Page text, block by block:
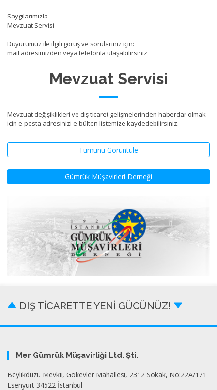
Mevzuat Servisi
Mevzuat değişiklikleri ve dış ticaret gelişmelerinden haberdar olmak
için e-posta adresinizi e-bülten listemize kaydedebilirsiniz.
Tümünü Görüntüle
Gümrük Müşavirleri Derneği
Saygılarımızla
Mevzuat Servisi
Duyurumuz ile ilgili görüş ve sorularınız için:
mail adresimizden veya telefonla ulaşabilirsiniz
DIŞ TİCARETTE YENİ GÜCÜNÜZ!
Mer Gümrük Müşavirliği Ltd. Şti.
Beylikdüzü Mevkii, Gökevler Mahallesi, 2312 Sokak, No:22A/121
Esenyurt 34522 İstanbul